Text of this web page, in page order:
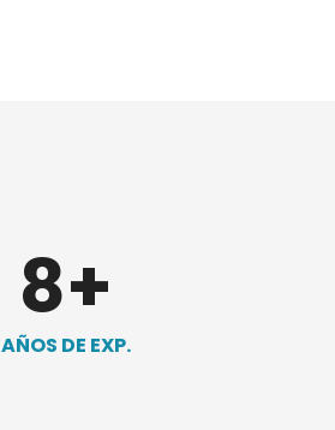
8+
AÑOS DE EXP.